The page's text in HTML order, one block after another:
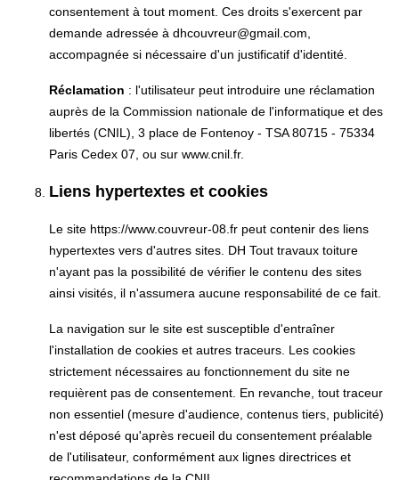
consentement à tout moment. Ces droits s'exercent par
demande adressée à dhcouvreur@gmail.com,
accompagnée si nécessaire d'un justificatif d'identité.
Réclamation : l'utilisateur peut introduire une réclamation
auprès de la Commission nationale de l'informatique et des
libertés (CNIL), 3 place de Fontenoy - TSA 80715 - 75334
Paris Cedex 07, ou sur www.cnil.fr.
Liens hypertextes et cookies
Le site https://www.couvreur-08.fr peut contenir des liens
hypertextes vers d'autres sites. DH Tout travaux toiture
n'ayant pas la possibilité de vérifier le contenu des sites
ainsi visités, il n'assumera aucune responsabilité de ce fait.
La navigation sur le site est susceptible d'entraîner
l'installation de cookies et autres traceurs. Les cookies
strictement nécessaires au fonctionnement du site ne
requièrent pas de consentement. En revanche, tout traceur
non essentiel (mesure d'audience, contenus tiers, publicité)
n'est déposé qu'après recueil du consentement préalable
de l'utilisateur, conformément aux lignes directrices et